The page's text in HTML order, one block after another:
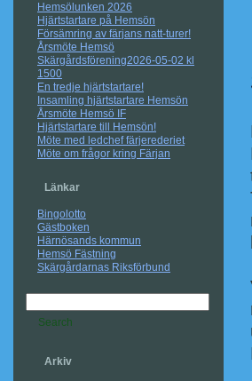
Hemsölunken 2026
Hjärtstartare på Hemsön
Försämring av färjans natt-turer!
Årsmöte Hemsö
Skärgårdsförening2026-05-02 kl
1500
En tredje hjärtstartare!
Insamling hjärtstartare Hemsön
Årsmöte Hemsö IF
Hjärtstartare till Hemsön!
Möte med ledchef färjerederiet
Möte om frågor kring Färjan
Länkar
Bingolotto
Gästboken
Härnösands kommun
Hemsö Fästning
Skärgårdarnas Riksförbund
Arkiv